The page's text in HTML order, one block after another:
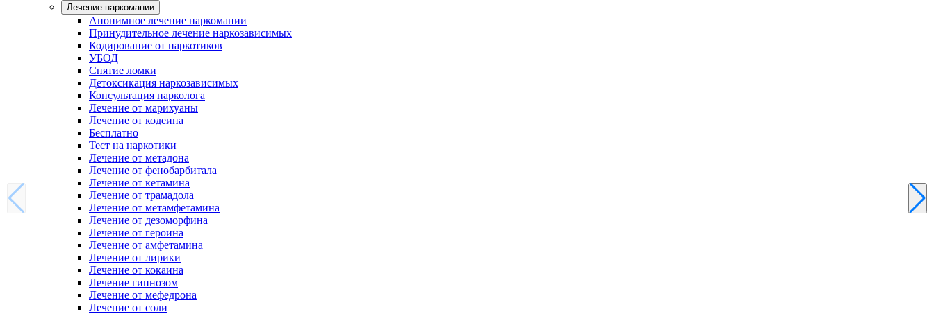
Лечение наркомании
Анонимное лечение наркомании
Принудительное лечение наркозависимых
Кодирование от наркотиков
УБОД
Снятие ломки
Детоксикация наркозависимых
Консультация нарколога
Лечение от марихуаны
Лечение от кодеина
Бесплатно
Тест на наркотики
Лечение от метадона
Лечение от фенобарбитала
Лечение от кетамина
Лечение от трамадола
Лечение от метамфетамина
Лечение от дезоморфина
Лечение от героина
Лечение от амфетамина
Лечение от лирики
Лечение от кокаина
Лечение гипнозом
Лечение от мефедрона
Лечение от соли